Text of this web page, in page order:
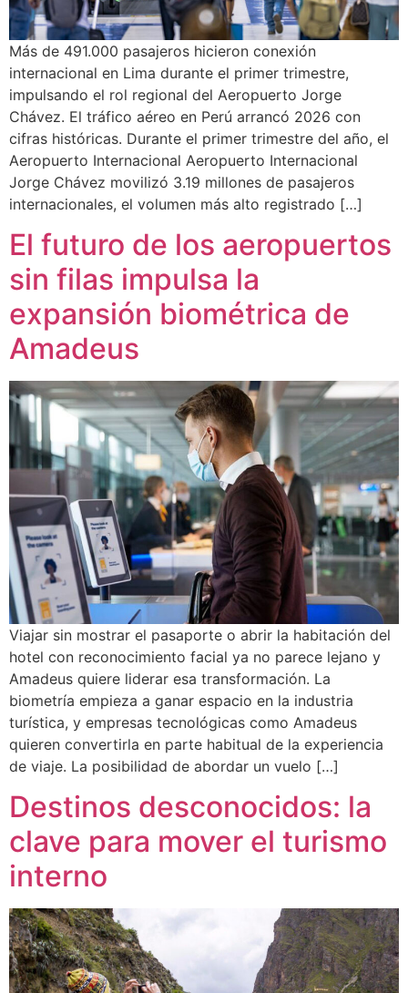
Más de 491.000 pasajeros hicieron conexión
internacional en Lima durante el primer trimestre,
impulsando el rol regional del Aeropuerto Jorge
Chávez. El tráfico aéreo en Perú arrancó 2026 con
cifras históricas. Durante el primer trimestre del año, el
Aeropuerto Internacional Aeropuerto Internacional
Jorge Chávez movilizó 3.19 millones de pasajeros
internacionales, el volumen más alto registrado […]
El futuro de los aeropuertos
sin filas impulsa la
expansión biométrica de
Amadeus
Viajar sin mostrar el pasaporte o abrir la habitación del
hotel con reconocimiento facial ya no parece lejano y
Amadeus quiere liderar esa transformación. La
biometría empieza a ganar espacio en la industria
turística, y empresas tecnológicas como Amadeus
quieren convertirla en parte habitual de la experiencia
de viaje. La posibilidad de abordar un vuelo […]
Destinos desconocidos: la
clave para mover el turismo
interno